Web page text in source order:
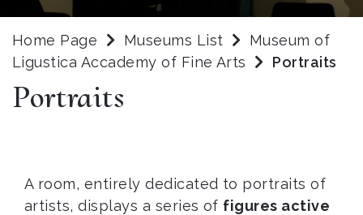
Home Page Museums List
Museum of
Ligustica Accademy of Fine Arts
Portraits
Portraits
A room, entirely dedicated to portraits of
artists, displays a series of figures active